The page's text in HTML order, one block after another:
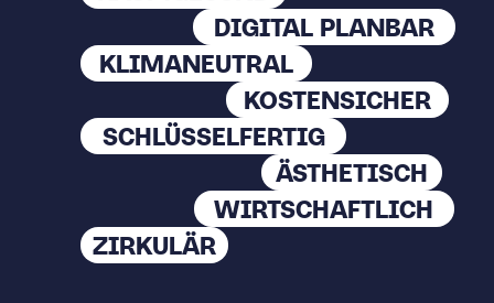
DIGITAL PLANBAR
KLIMANEUTRAL
KOSTENSICHER
SCHLÜSSELFERTIG
ÄSTHETISCH
WIRTSCHAFTLICH
ZIRKULÄR